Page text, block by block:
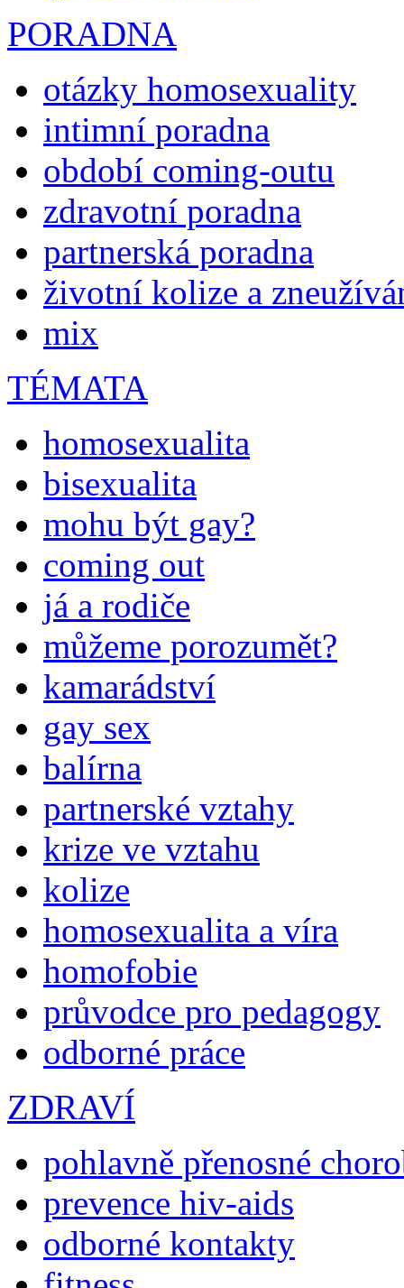
PORADNA
otázky homosexuality
intimní poradna
období coming-outu
zdravotní poradna
partnerská poradna
životní kolize a
mix
TÉMATA
homosexualita
bisexualita
mohu být gay?
coming out
já a rodiče
můžeme porozumět?
kamarádství
gay sex
balírna
partnerské vztahy
krize ve vztahu
kolize
homosexualita a víra
homofobie
průvodce pro pedagogy
odborné práce
ZDRAVÍ
pohlavně přenosné
prevence hiv-aids
odborné kontakty